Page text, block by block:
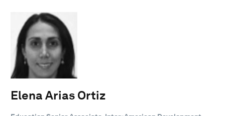
Elena Arias Ortiz